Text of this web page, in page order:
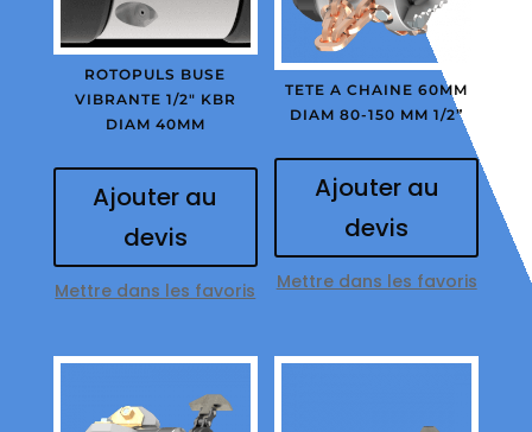
ROTOPULS BUSE
VIBRANTE 1/2″ KBR
DIAM 40MM
Ajouter au
devis
Mettre dans les favoris
TETE A CHAINE 60MM
DIAM 80-150 MM 1/2”
Ajouter au
devis
Mettre dans les favoris